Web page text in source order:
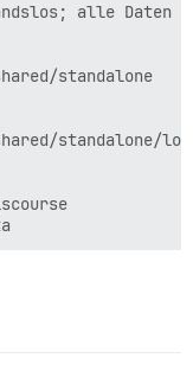
alle Daten
standalone
standalone/